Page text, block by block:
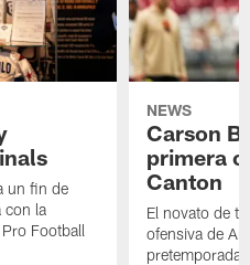
un fin de
con la
Football
NEWS
Carson
primera
Canton
El novato de
ofensiva de
pretemporada